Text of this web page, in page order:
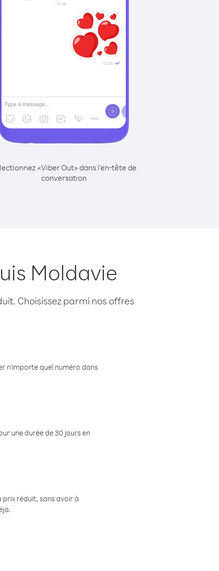
«Viber Out» dans l'en-tête de
conversation
Moldavie
Choisissez parmi nos offres
n'importe quel numéro dans
une durée de 30 jours en
prix réduit, sans avoir à